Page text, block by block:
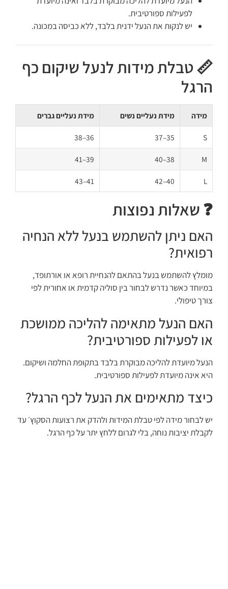
לפעילות ספורטיבית.
יש לנקות את הנעל ידנית בלבד, ללא כביסה במכונה.
📏 טבלת מידות לנעל שיקום כף
הרגל
מידה מידת נעליים נשים מידת נעליים גברים
S
35–37
36–38
M
38–40
39–41
L
40–42
41–43
❓ שאלות נפוצות
האם ניתן להשתמש בנעל ללא הנחיה
רפואית?
מומלץ להשתמש בנעל בהתאם להנחיית רופא או אורתופד,
במיוחד כאשר נדרש לבחור בין סוליה קדמית או אחורית לפי
צורך טיפולי.
האם הנעל מתאימה להליכה ממושכת
או לפעילות ספורטיבית?
הנעל מיועדת להליכה מבוקרת בלבד בתקופת החלמה ושיקום.
היא אינה מיועדת לפעילות ספורטיבית.
כיצד מתאימים את הנעל לכף הרגל?
יש לבחור מידה לפי טבלת המידות ולהדק את רצועות הסקוץ׳ עד
לקבלת יציבות נוחה, בלי לגרום ללחץ יתר על כף הרגל.